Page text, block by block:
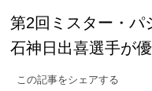
第2回ミスター・パ
石神日出喜選手が
この記事をシェアする